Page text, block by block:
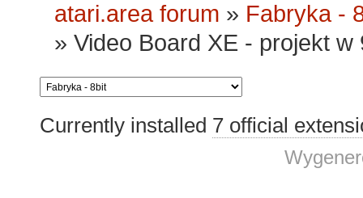
atari.area forum » Fabryka -
»Video Board XE - projekt
Currently installed 7 official